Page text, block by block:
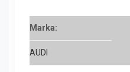
Marka:
AUDI